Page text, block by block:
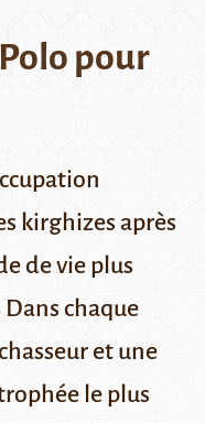
pour
kirghizes après
de vie plus
chaque
et une
le plus